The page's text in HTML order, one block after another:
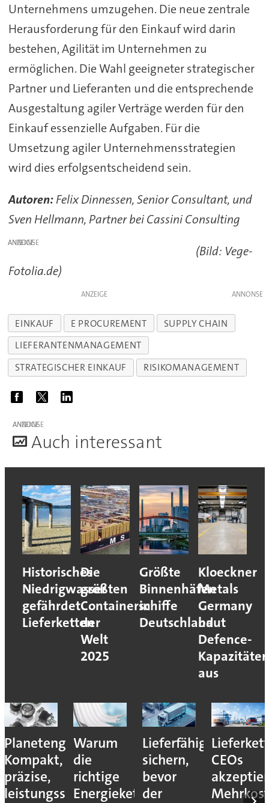
Unternehmens umzugehen. Die neue zentrale
Herausforderung für den Einkauf wird darin
bestehen, Agilität im Unternehmen zu
ermöglichen. Die Wahl geeigneter strategischer
Partner und Lieferanten und die entsprechende
Ausgestaltung agiler Verträge werden für den
Einkauf essenzielle Aufgaben. Für die
Umsetzung agiler Unternehmensstrategien
wird dies erfolgsentscheidend sein.
Autoren:Felix Dinnessen, Senior Consultant, und
Sven Hellmann, Partner bei Cassini Consulting
ANZEIGE
(Bild: Vege-
Fotolia.de)
ANZEIGE
EINKAUF E PROCUREMENT
SUPPLY CHAIN
LIEFERANTENMANAGEMENT
STRATEGISCHER EINKAUF
RISIKOMANAGEMENT
ANZEIGE
Auch interessant
Historisches
Niedrigwasser
gefährdet
Lieferketten
Die
größten
Containerschiffe
der
Welt
2025
Größte
Binnenhäfen
in
Deutschland
Kloeckner
Metals
Germany
baut
Defence-
Kapazitäten
aus
Planetengetriebe:
Kompakt,
präzise,
leistungsstark
Warum
die
richtige
Energiekette
Lieferfähigkeit
sichern,
bevor
der
CEOs